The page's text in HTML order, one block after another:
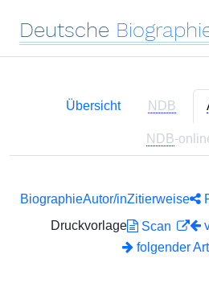
Deutsche
Übersicht NDB
NDB-
BiographieAutor/inZitierweise
Druckvorlage
Scan
folgender